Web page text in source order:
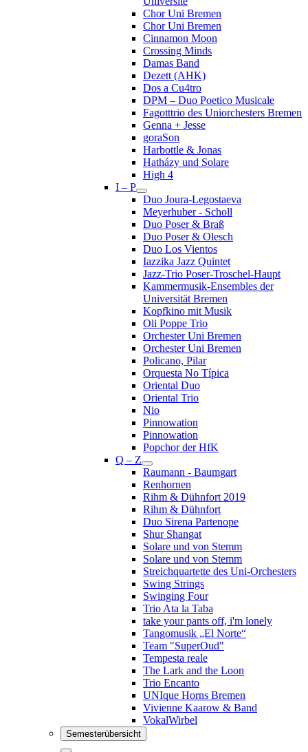
Chor Uni Bremen
Chor Uni Bremen
Cinnamon Moon
Crossing Minds
Damas Band
Dezett (AHK)
Dos a Cu4tro
DPM – Duo Poetico Musicale
Fagotttrio des Uniorchesters Bremen
Genna + Jesse
goraSon
Harbottle & Jonas
Hatházy und Solare
High 4
I – P
Duo Joura-Legostaeva
Meyerhuber - Scholl
Duo Poser & Braß
Duo Poser & Olesch
Duo Los Vientos
Iazzika Jazz Quintet
Jazz-Trio Poser-Troschel-Haupt
Kammermusik-Ensembles der
Universität Bremen
Kopfkino mit Musik
Oli Poppe Trio
Orchester Uni Bremen
Orchester Uni Bremen
Policano, Pilar
Orquesta No Típica
Oriental Duo
Oriental Trio
Nio
Pinnowation
Pinnowation
Popchor der HfK
Q – Z
Raumann - Baumgart
Renhornen
Rihm & Dühnfort 2019
Rihm & Dühnfort
Duo Sirena Partenope
Shur Shangat
Solare und von Stemm
Solare und von Stemm
Streichquartette des Uni-Orchesters
Swing Strings
Swinging Four
Trio Ata la Taba
take your pants off, i'm lonely
Tangomusik „El Norte“
Team "SuperOud"
Tempesta reale
The Lark and the Loon
Trio Encanto
UNIque Horns Bremen
Vivienne Kaarow & Band
VokalWirbel
Semesterübersicht